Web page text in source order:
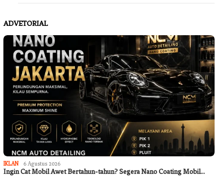
ADVETORIAL
IKLAN 6 Agustus 2026
Ingin Cat Mobil Awet Bertahun-tahun? Segera Nano Coating Mobil…